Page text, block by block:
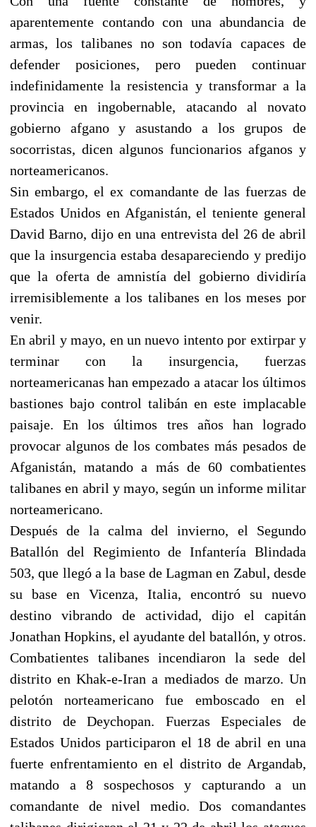
aparentemente contando con una abundancia de
armas, los talibanes no son todavía capaces de
defender posiciones, pero pueden continuar
indefinidamente la resistencia y transformar a la
provincia en ingobernable, atacando al novato
gobierno afgano y asustando a los grupos de
socorristas, dicen algunos funcionarios afganos y
norteamericanos.
Sin embargo, el ex comandante de las fuerzas de
Estados Unidos en Afganistán, el teniente general
David Barno, dijo en una entrevista del 26 de abril
que la insurgencia estaba desapareciendo y predijo
que la oferta de amnistía del gobierno dividiría
irremisiblemente a los talibanes en los meses por
venir.
En abril y mayo, en un nuevo intento por extirpar y
terminar con la insurgencia, fuerzas
norteamericanas han empezado a atacar los últimos
bastiones bajo control talibán en este implacable
paisaje. En los últimos tres años han logrado
provocar algunos de los combates más pesados de
Afganistán, matando a más de 60 combatientes
talibanes en abril y mayo, según un informe militar
norteamericano.
Después de la calma del invierno, el Segundo
Batallón del Regimiento de Infantería Blindada
503, que llegó a la base de Lagman en Zabul, desde
su base en Vicenza, Italia, encontró su nuevo
destino vibrando de actividad, dijo el capitán
Jonathan Hopkins, el ayudante del batallón, y otros.
Combatientes talibanes incendiaron la sede del
distrito en Khak-e-Iran a mediados de marzo. Un
pelotón norteamericano fue emboscado en el
distrito de Deychopan. Fuerzas Especiales de
Estados Unidos participaron el 18 de abril en una
fuerte enfrentamiento en el distrito de Argandab,
matando a 8 sospechosos y capturando a un
comandante de nivel medio. Dos comandantes